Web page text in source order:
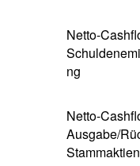
Netto-
ng
Netto-
Ausgabe/
Stammaktien